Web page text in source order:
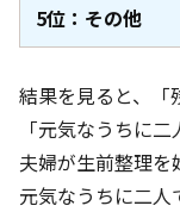
5位：その他
結果を見ると、「
「元気なうちに
夫婦が生前整理を
元気なうちに二